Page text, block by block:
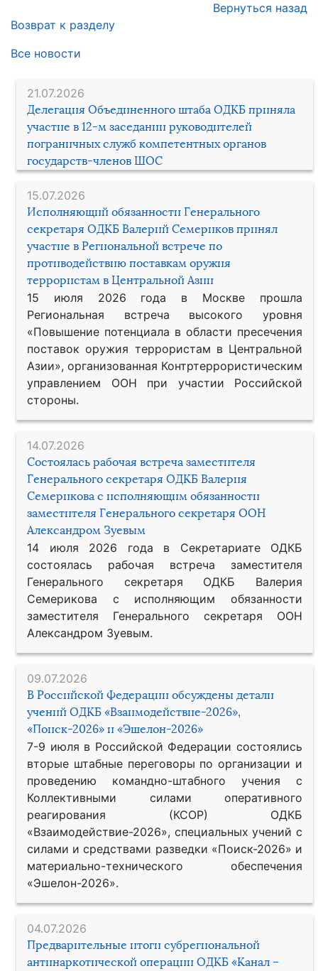
21.07.2026
Делегация Объединенного штаба ОДКБ приняла
участие в 12-м заседании руководителей
пограничных служб компетентных органов
государств-членов ШОС
15.07.2026
Исполняющий обязанности Генерального
секретаря ОДКБ Валерий Семериков принял
участие в Региональной встрече по
противодействию поставкам оружия
террористам в Центральной Азии
15 июля 2026 года в Москве прошла
Региональная встреча высокого уровня
«Повышение потенциала в области пресечения
поставок оружия террористам в Центральной
Азии», организованная Контртеррористическим
управлением ООН при участии Российской
стороны.
14.07.2026
Состоялась рабочая встреча заместителя
Генерального секретаря ОДКБ Валерия
Семерикова с исполняющим обязанности
заместителя Генерального секретаря ООН
Александром Зуевым
14 июля 2026 года в Секретариате ОДКБ
состоялась рабочая встреча заместителя
Генерального секретаря ОДКБ Валерия
Семерикова с исполняющим обязанности
заместителя Генерального секретаря ООН
Александром Зуевым.
09.07.2026
В Российской Федерации обсуждены детали
учений ОДКБ «Взаимодействие-2026»,
«Поиск-2026» и «Эшелон-2026»
7-9 июля в Российской Федерации состоялись
вторые штабные переговоры по организации и
проведению командно-штабного учения с
Коллективными силами оперативного
реагирования (КСОР) ОДКБ
«Взаимодействие-2026», специальных учений с
силами и средствами разведки «Поиск-2026» и
материально-технического обеспечения
«Эшелон-2026».
04.07.2026
Предварительные итоги субрегиональной
антинаркотической операции ОДКБ «Канал –
Вернуться назад
Возврат к разделу
Все новости